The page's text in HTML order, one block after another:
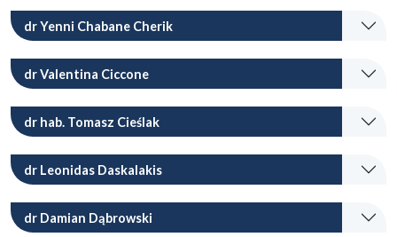
dr Yenni Chabane Cherik
dr Valentina Ciccone
dr hab. Tomasz Cieślak
dr Leonidas Daskalakis
dr Damian Dąbrowski